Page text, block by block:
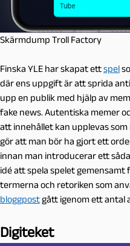
Skärmdump Troll Factory
Finska YLE har skapat ettspel
där ens uppgift är att sprida
upp en publik med hjälp av
fake news. Autentiska memer
att innehållet kan upplevas
gör att man bör ha gjort ett
innan man introducerar ett
idé att spela spelet
termerna och retoriken som
bloggpostgått igenom ett antal
Digiteket